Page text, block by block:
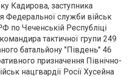
Кадирова, заступника
Федеральної служби військ
по Чеченській Республіці
тактичної групи 249
батальйону "Південь" 46
призначення Північно-
нацгвардії Росії Хусейна